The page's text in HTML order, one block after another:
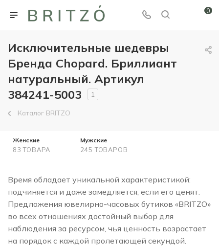
0
Исключительные шедевры
Бренда Chopard. Бриллиант
натуральный. Артикул
384241-5003
1
Каталог BRITZO
Женские
83 ТОВАРА
Мужские
245 ТОВАРОВ
Время обладает уникальной характеристикой:
подчиняется и даже замедляется, если его ценят.
Предложения ювелирно-часовых бутиков «BRITZO»
во всех отношениях достойный выбор для
наблюдения за ресурсом, чья ценность возрастает
на порядок с каждой пролетающей секундой.